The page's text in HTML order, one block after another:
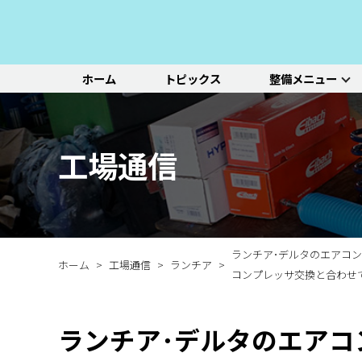
ホーム トピックス 整備メニュー
整備メニュー
レッドポイントが推奨す
る、すべての車種に共通
する基本整備と、車両の
状態に応じた３段階のセ
ットメニューをご紹介し
ます。
一覧ページ
基本整備一覧
ADAS（先進運転支援シ
エアコン整備
初診点検・セットメニュー
初診点検
ステージ2／ステージ3 車
レッドポイント
パーツ
オリジナル&おすすめパ
ーツのご紹介
一覧ページ
車種別選択
ルノー
機能別選択
エンジン/駆動系
ホイール/タイヤ
その他のサービ
ス
新車の販売や中古車販
売、ならびに買い取りや
レンタカー等のサービス
を行なっております。
一覧ページ
新車販売・整備
その他サービス
工場通信
ホーム 工場通信 ランチア
ランチア･デルタのエアコ
コンプレッサ交換と合わせ
ランチア･デルタのエア